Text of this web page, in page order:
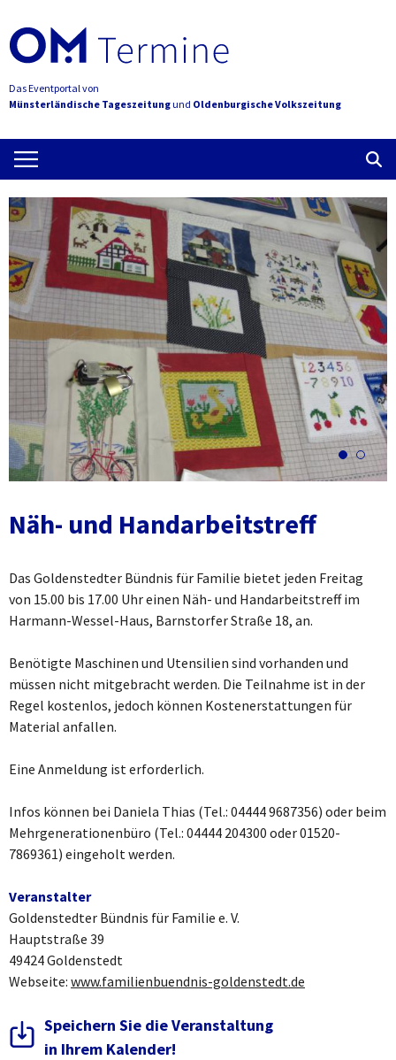
Das Eventportal von
Münsterländische Tageszeitungund Oldenburgische Volkszeitung
Näh- und Handarbeitstreff
Das Goldenstedter Bündnis für Familie bietet jeden Freitag
von 15.00 bis 17.00 Uhr einen Näh- und Handarbeitstreff im
Harmann-Wessel-Haus, Barnstorfer Straße 18, an.
Benötigte Maschinen und Utensilien sind vorhanden und
müssen nicht mitgebracht werden. Die Teilnahme ist in der
Regel kostenlos, jedoch können Kostenerstattungen für
Material anfallen.
Eine Anmeldung ist erforderlich.
Infos können bei Daniela Thias (Tel.: 04444 9687356) oder beim
Mehrgenerationenbüro (Tel.: 04444 204300 oder 01520-
7869361) eingeholt werden.
Veranstalter
Goldenstedter Bündnis für Familie e. V.
Hauptstraße 39
49424 Goldenstedt
Webseite: www.familienbuendnis-goldenstedt.de
Speichern Sie die Veranstaltung
in Ihrem Kalender!